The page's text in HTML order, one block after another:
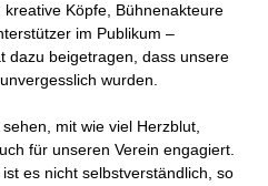
Köpfe, Bühnenakteure
im Publikum –
dazu beigetragen, dass unsere
wurden.
mit wie viel Herzblut,
für unseren Verein engagiert.
es nicht selbstverständlich, so